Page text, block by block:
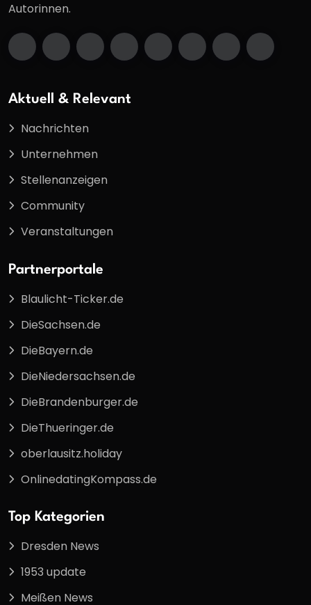
Autorinnen.
Aktuell & Relevant
Nachrichten
Unternehmen
Stellenanzeigen
Community
Veranstaltungen
Partnerportale
Blaulicht-Ticker.de
DieSachsen.de
DieBayern.de
DieNiedersachsen.de
DieBrandenburger.de
DieThueringer.de
oberlausitz.holiday
OnlinedatingKompass.de
Top Kategorien
Dresden News
1953 update
Meißen News